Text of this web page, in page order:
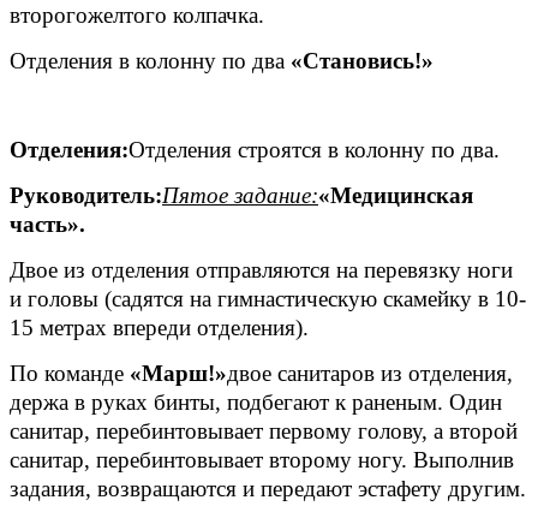
второгожелтого колпачка.
Отделения в колонну по два «Становись!»
Отделения:Отделения строятся в колонну по два.
Руководитель:Пятое задание:«Медицинская
часть».
Двое из отделения отправляются на перевязку ноги
и головы (садятся на гимнастическую скамейку в 10-
15 метрах впереди отделения).
По команде «Марш!»двое санитаров из отделения,
держа в руках бинты, подбегают к раненым. Один
санитар, перебинтовывает первому голову, а второй
санитар, перебинтовывает второму ногу. Выполнив
задания, возвращаются и передают эстафету другим.